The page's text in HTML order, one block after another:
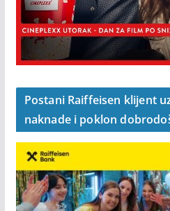
Postani Raiffeisen klijent
naknade i poklon